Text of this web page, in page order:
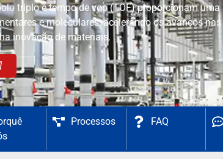
triplo e tempo de voo (TOF) proporcionam uma
e moleculares, acelerando os avanços
inovação de materiais.
Processos FAQ